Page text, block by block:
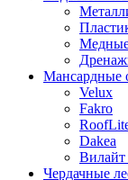
Медные
Мансардные
Velux
Fakro
Dakea
Вилайт
Чердачные